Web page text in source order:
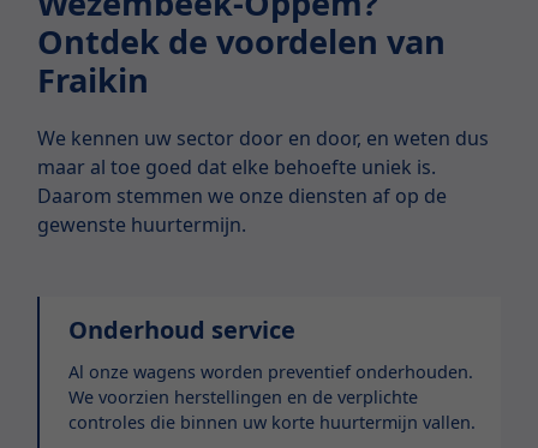
Ontdek de voordelen van
Fraikin
We kennen uw sector door en door, en weten dus
maar al toe goed dat elke behoefte uniek is.
Daarom stemmen we onze diensten af op de
gewenste huurtermijn.
Onderhoud service
Al onze wagens worden preventief onderhouden.
We voorzien herstellingen en de verplichte
controles die binnen uw korte huurtermijn vallen.